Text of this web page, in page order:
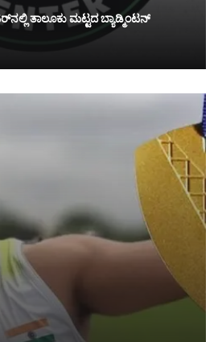
ತಾಲೂಕು ಮಟ್ಟದ ಬ್ಯಾಡ್ಮಿಂಟನ್‌